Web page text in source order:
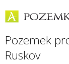
Pozemek
Ruskov